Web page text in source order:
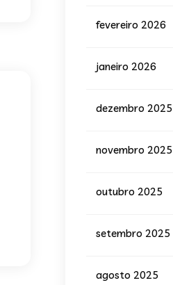
fevereiro 2026
janeiro 2026
dezembro 2025
novembro 2025
outubro 2025
setembro 2025
agosto 2025